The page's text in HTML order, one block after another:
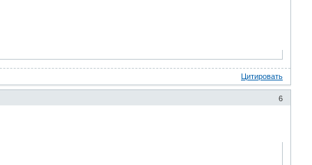
Цитировать
6